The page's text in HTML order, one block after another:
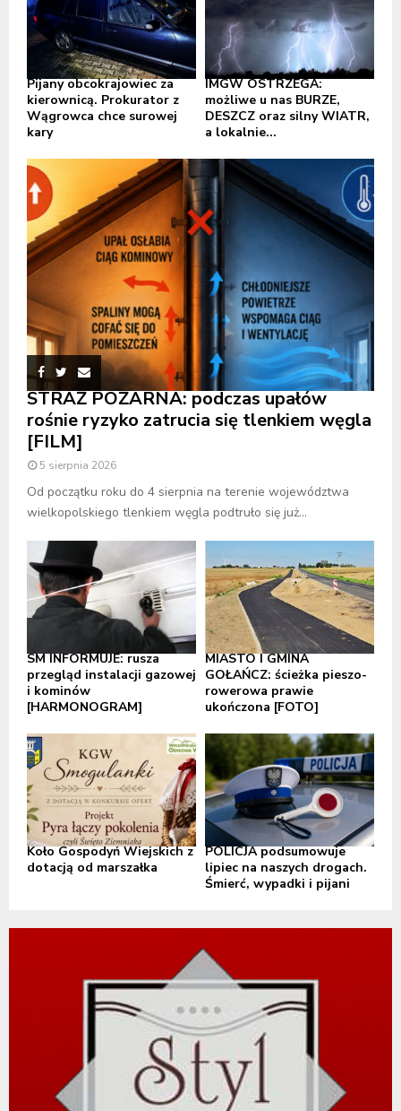
Pijany obcokrajowiec za
kierownicą. Prokurator z
Wągrowca chce surowej
kary
IMGW OSTRZEGA:
możliwe u nas BURZE,
DESZCZ oraz silny WIATR,
a lokalnie...
STRAŻ POŻARNA: podczas upałów
rośnie ryzyko zatrucia się tlenkiem węgla
[FILM]
5 sierpnia 2026
Od początku roku do 4 sierpnia na terenie województwa
wielkopolskiego tlenkiem węgla podtruło się już...
SM INFORMUJE: rusza
przegląd instalacji gazowej
i kominów
[HARMONOGRAM]
MIASTO I GMINA
GOŁAŃCZ: ścieżka pieszo-
rowerowa prawie
ukończona [FOTO]
Koło Gospodyń Wiejskich z
dotacją od marszałka
POLICJA podsumowuje
lipiec na naszych drogach.
Śmierć, wypadki i pijani